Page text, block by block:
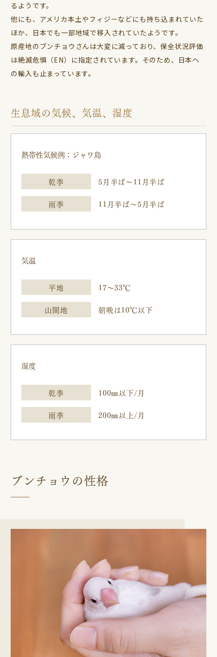
るようです。
他にも、アメリカ本土やフィジーなどにも持ち込まれていた
ほか、日本でも一部地域で移入されていたようです。
原産地のブンチョウさんは大変に減っており、保全状況評価
は絶滅危惧（EN）に指定されています。そのため、日本へ
の輸入も止まっています。
生息域の気候、気温、湿度
熱帯性気候例：ジャワ島
乾季
5月半ば～11月半ば
雨季
11月半ば～5月半ば
気温
平地
17～33℃
山間地
朝晩は10℃以下
湿度
乾季
100㎜以下/月
雨季
200㎜以上/月
ブンチョウの性格